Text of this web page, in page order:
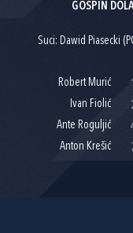
GOSPIN
Suci: Dawid Piasecki
Robert Murić
Ivan Fiolić
Ante Roguljić
Anton Krešić